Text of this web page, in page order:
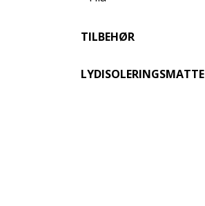
TILBEHØR
LYDISOLERINGSMATTE